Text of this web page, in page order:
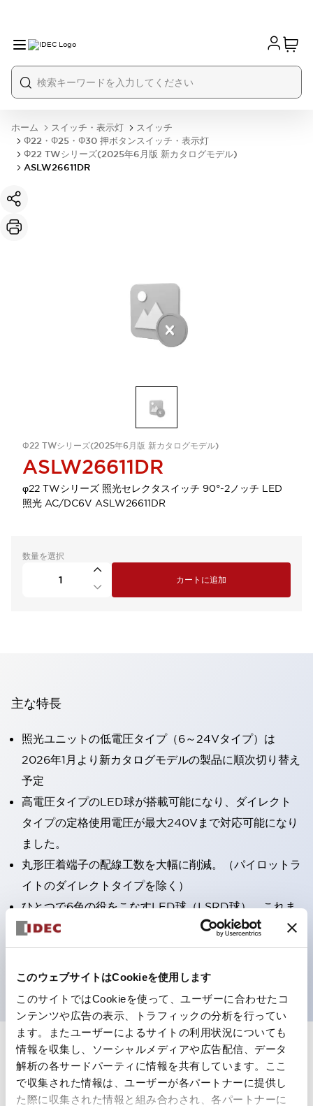
このウェブサイトはCookieを使用します
このサイトではCookieを使って、ユーザーに合わせたコ
ンテンツや広告の表示、トラフィックの分析を行ってい
ます。またユーザーによるサイトの利用状況についても
情報を収集し、ソーシャルメディアや広告配信、データ
解析の各サードパーティに情報を共有しています。ここ
で収集された情報は、ユーザーが各パートナーに提供し
た際に収集された情報と組み合わされ、各パートナーに
ホーム スイッチ・表示灯
スイッチ
Φ22・Φ25・Φ30 押ボタンスイッチ・表示灯
Φ22 TWシリーズ(2025年6月版 新カタログモデル)
ASLW26611DR
Φ22 TWシリーズ(2025年6月版 新カタログモデル)
ASLW26611DR
φ22 TWシリーズ 照光セレクタスイッチ 90°-2ノッチ LED
照光 AC/DC6V ASLW26611DR
数量を選択
カートに追加
主な特長
照光ユニットの低電圧タイプ（6～24Vタイプ）は
2026年1月より新カタログモデルの製品に順次切り替え
予定
高電圧タイプのLED球が搭載可能になり、ダイレクト
タイプの定格使用電圧が最大240Vまで対応可能になり
ました。
丸形圧着端子の配線工数を大幅に削減。（パイロットラ
イトのダイレクトタイプを除く）
ひとつで6色の役をこなすLED球（LSRD球）。これま
で色ごとに分かれていたLED球を、1色のLED球で各色
を表現できるようにしました。
UL、CSA、TÜV、CCC認証品。
仕様 すべて展開
形状仕様